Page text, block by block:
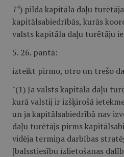
74) pilda kapitāla daļu
kapitālsabiedrībās, kurās
valsts kapitāla daļu turētāju
5. 26. pantā:
izteikt pirmo, otro un trešo
"(1) Ja valsts kapitāla daļu
kurā valstij ir izšķirošā
un ja kapitālsabiedrībā nav
daļu turētājs pirms
vidēja termiņa darbības
[balsstiesību izlietošanas